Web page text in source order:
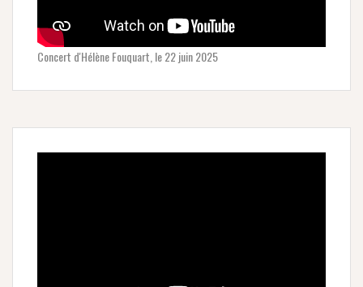
Concert d'Hélène Fouquart, le 22 juin 2025